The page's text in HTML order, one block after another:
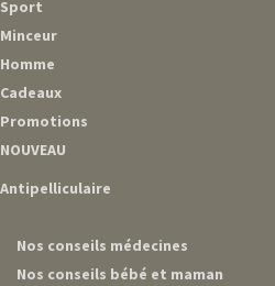
Sport
Minceur
Homme
Cadeaux
Promotions
NOUVEAU
Antipelliculaire
Nos conseils médecines
Nos conseils bébé et maman